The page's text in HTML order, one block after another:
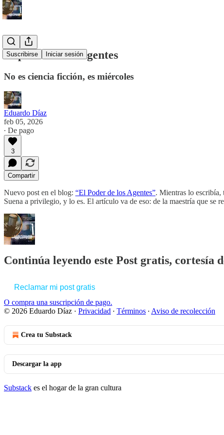
Suscribirse Iniciar sesión
El poder de los agentes
No es ciencia ficción, es miércoles
Eduardo Díaz
feb 05, 2026
∙ De pago
3
Compartir
Nuevo post en el blog: “El Poder de los Agentes”. Mientras lo escribía,
Suena a privilegio, y lo es. El artículo va de eso: de la maestría que se
Continúa leyendo este Post gratis, cortesía
Reclamar mi post gratis
O compra una suscripción de pago.
© 2026 Eduardo Díaz · Privacidad ∙ Términos ∙ Aviso de recolección
Crea tu Substack
Descargar la app
Substack es el hogar de la gran cultura